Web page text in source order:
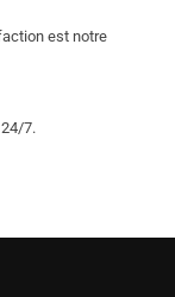
page
est notre
7.